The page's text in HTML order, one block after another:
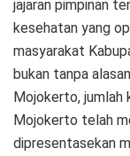
jajaran pimpinan
kesehatan yang
masyarakat
bukan tanpa
Mojokerto, jumlah
Mojokerto telah
dipresentasekan